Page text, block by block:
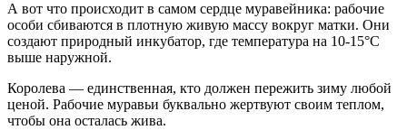
А вот что происходит в самом сердце муравейника: рабочие
особи сбиваются в плотную живую массу вокруг матки. Они
создают природный инкубатор, где температура на 10-15°C
выше наружной.
Королева — единственная, кто должен пережить зиму любой
ценой. Рабочие муравьи буквально жертвуют своим теплом,
чтобы она осталась жива.